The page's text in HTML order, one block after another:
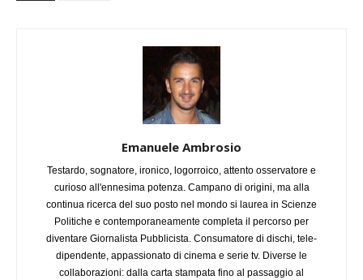
Emanuele Ambrosio
Testardo, sognatore, ironico, logorroico, attento osservatore e
curioso all'ennesima potenza. Campano di origini, ma alla
continua ricerca del suo posto nel mondo si laurea in Scienze
Politiche e contemporaneamente completa il percorso per
diventare Giornalista Pubblicista. Consumatore di dischi, tele-
dipendente, appassionato di cinema e serie tv. Diverse le
collaborazioni: dalla carta stampata fino al passaggio al